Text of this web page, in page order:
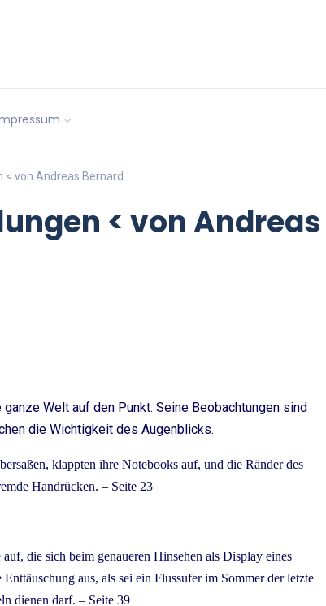
von Andreas Bernard
< von Andreas
Welt auf den Punkt. Seine Beobachtungen sind
die Wichtigkeit des Augenblicks.
klappten ihre Notebooks auf, und die Ränder des
Handrücken. – Seite 23
die sich beim genaueren Hinsehen als Display eines
aus, als sei ein Flussufer im Sommer der letzte
dienen darf. – Seite 39